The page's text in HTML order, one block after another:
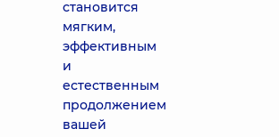
становится
мягким,
эффективным
и
естественным
продолжением
вашей